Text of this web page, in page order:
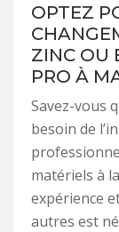
OPTEZ
ZINC OU
PRO À
Savez-vous
besoin de
matériels à
expérience
autres est